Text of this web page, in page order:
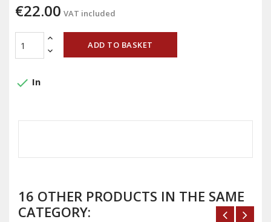
€22.00 VAT included
ADD TO BASKET
done In
16 OTHER PRODUCTS IN THE SAME
CATEGORY: